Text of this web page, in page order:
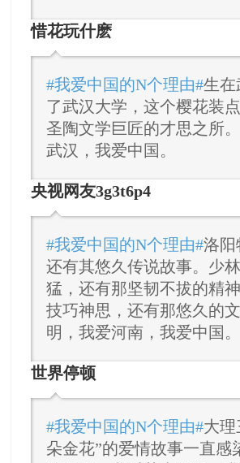
惜花玩什麽
#我爱中国的N个理由#生在
了武汉大学，这个樱花装
圣陶文学巨匠的才思之所
武汉，我爱中国。
央视网友3g3t6p4
#我爱中国的N个理由#洛阳
还有其悠久传说故事。少
猛，还有那坚韧不拔的精
技巧神思，还有那悠久的
明，我爱河南，我爱中国。
世界停顿
#我爱中国的N个理由#大
朵金花”的爱情故事一直